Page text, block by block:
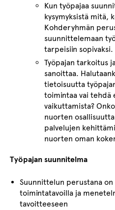
Kun työpajaa
kysymyksistä mitä,
Kohderyhmän
suunnittelemaan
tarpeisiin sopivaksi.
Työpajan tarkoitus
sanoittaa.
tietoisuutta
toimintaa vai tehdä
vaikuttamista?
nuorten
palvelujen
nuorten oman
Työpajan suunnitelma
Suunnittelun perustana
toimintatavoilla ja
tavoitteeseen